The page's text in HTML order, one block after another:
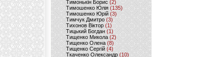
Тимонькін Борис (2)
Тимошенко Юлія (135)
Тимошенко Юрій(3)
Тимчук Дмитро (3)
Тихонов Віктор (1)
Тицький Богдан (1)
Тищенко Микола (2)
Тищенко Олена (8)
Тищенко Сергій (4)
Ткаченко Олександр (10)